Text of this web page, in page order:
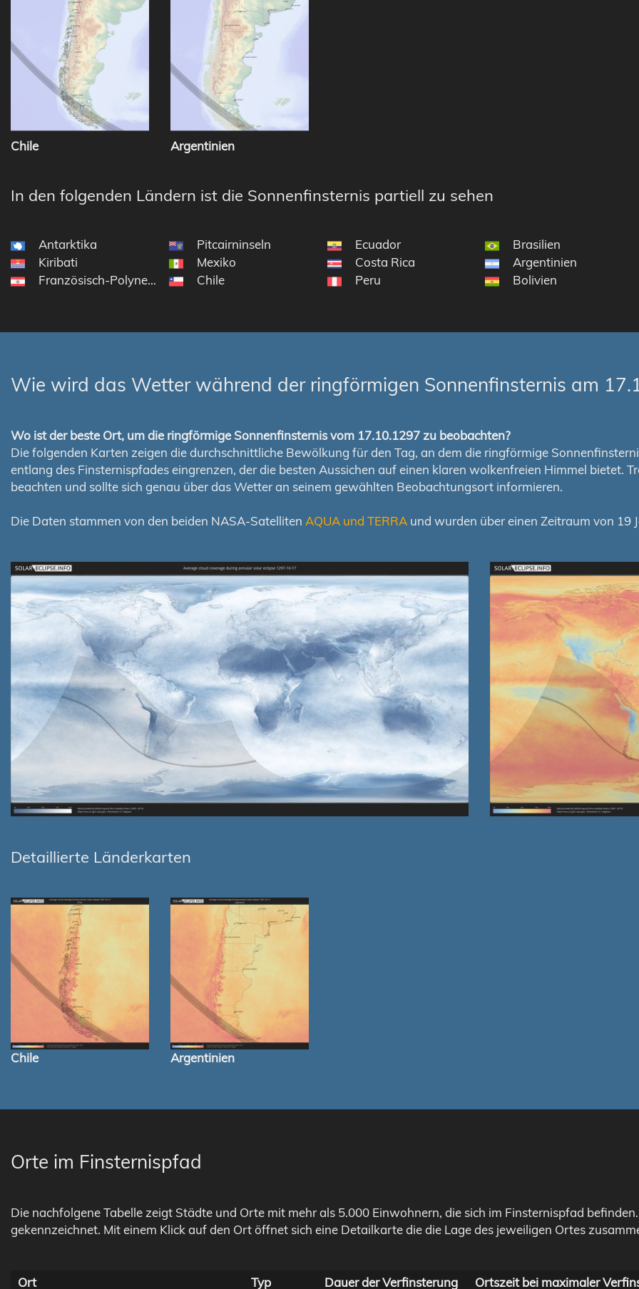
Chile Argentinien
In den folgenden Ländern ist die Sonnenfinsternis partiell zu sehen
Antarktika
Kiribati
Französisch-Polynesien
Pitcairninseln
Mexiko
Chile
Ecuador
Costa Rica
Peru
Brasilien
Argentinien
Bolivien
Wie wird das Wetter während der ringförmigen Sonnenfinsternis am
Wo ist der beste Ort, um die ringförmige Sonnenfinsternis vom 17.10.1297 zu beobachten?
Die folgenden Karten zeigen die durchschnittliche Bewölkung für den Tag, an dem die ringförmige
entlang des Finsternispfades eingrenzen, der die besten Aussichen auf einen klaren wolkenfreien Himmel bietet.
beachten und sollte sich genau über das Wetter an seinem gewählten Beobachtungsort informieren.
Die Daten stammen von den beiden NASA-Satelliten AQUA und TERRA und wurden über einen Zeitraum von 19
Detaillierte Länderkarten
Chile Argentinien
Orte im Finsternispfad
Die nachfolgene Tabelle zeigt Städte und Orte mit mehr als 5.000 Einwohnern, die sich im Finsternispfad
gekennzeichnet. Mit einem Klick auf den Ort öffnet sich eine Detailkarte die die Lage des jeweiligen Ortes
Ort Typ Dauer der Verfinsterung Ortszeit bei maximaler